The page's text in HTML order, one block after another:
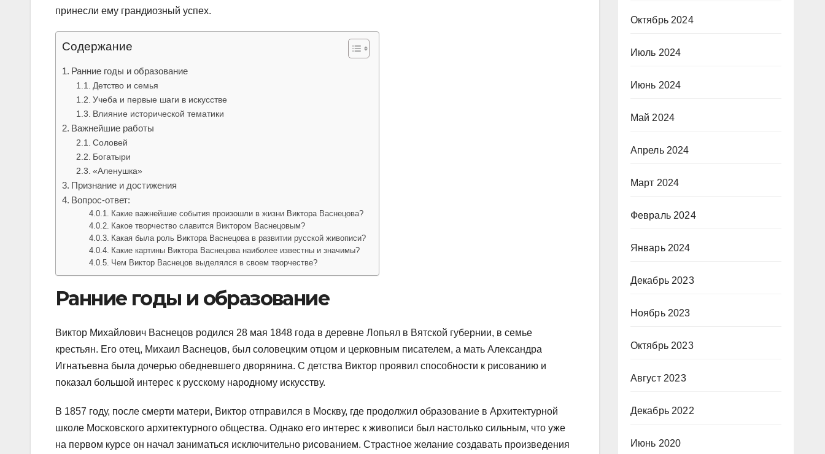
принесли ему грандиозный успех.
Содержание
Ранние годы и образование
Детство и семья
Учеба и первые шаги в искусстве
Влияние исторической тематики
Важнейшие работы
Соловей
Богатыри
«Аленушка»
Признание и достижения
Вопрос-ответ:
Какие важнейшие события произошли в жизни Виктора Васнецова?
Какое творчество славится Виктором Васнецовым?
Какая была роль Виктора Васнецова в развитии русской живописи?
Какие картины Виктора Васнецова наиболее известны и значимы?
Чем Виктор Васнецов выделялся в своем творчестве?
Ранние годы и образование
Виктор Михайлович Васнецов родился 28 мая 1848 года в деревне Лопьял в Вятской губернии, в семье
крестьян. Его отец, Михаил Васнецов, был соловецким отцом и церковным писателем, а мать Александра
Игнатьевна была дочерью обедневшего дворянина. С детства Виктор проявил способности к рисованию и
показал большой интерес к русскому народному искусству.
В 1857 году, после смерти матери, Виктор отправился в Москву, где продолжил образование в Архитектурной
школе Московского архитектурного общества. Однако его интерес к живописи был настолько сильным, что уже
на первом курсе он начал заниматься исключительно рисованием. Страстное желание создавать произведения
Октябрь 2024
Июль 2024
Июнь 2024
Май 2024
Апрель 2024
Март 2024
Февраль 2024
Январь 2024
Декабрь 2023
Ноябрь 2023
Октябрь 2023
Август 2023
Декабрь 2022
Июнь 2020